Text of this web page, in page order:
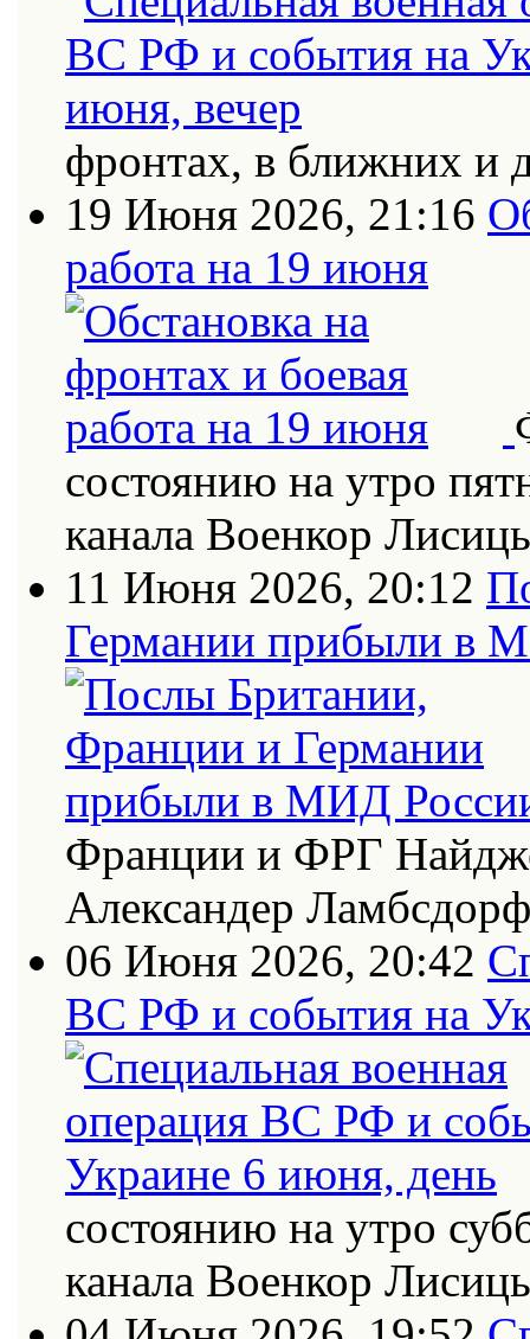
фронтах, в ближних и
19 Июня 2026, 21:16
работа на 19 июня
состоянию на утро
канала Военкор
11 Июня 2026, 20:12
Германии прибыли в
Франции и ФРГ
Александер
06 Июня 2026, 20:42
ВС РФ и события на
состоянию на утро
канала Военкор